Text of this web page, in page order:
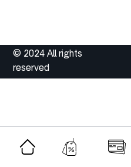
© 2024 All rights
reserved